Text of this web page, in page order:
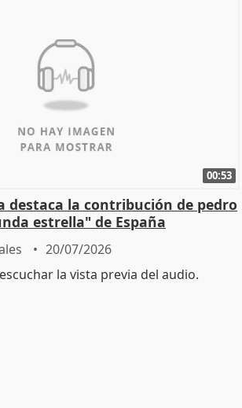
00:53
destaca la contribución de pedro
estrella" de España
20/07/2026